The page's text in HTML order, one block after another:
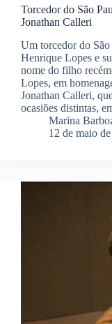
Torcedor do São
Jonathan Calleri
Um torcedor do
Henrique Lopes e
nome do filho
Lopes, em
Jonathan Calleri,
ocasiões distintas,
Marina
12 de maio